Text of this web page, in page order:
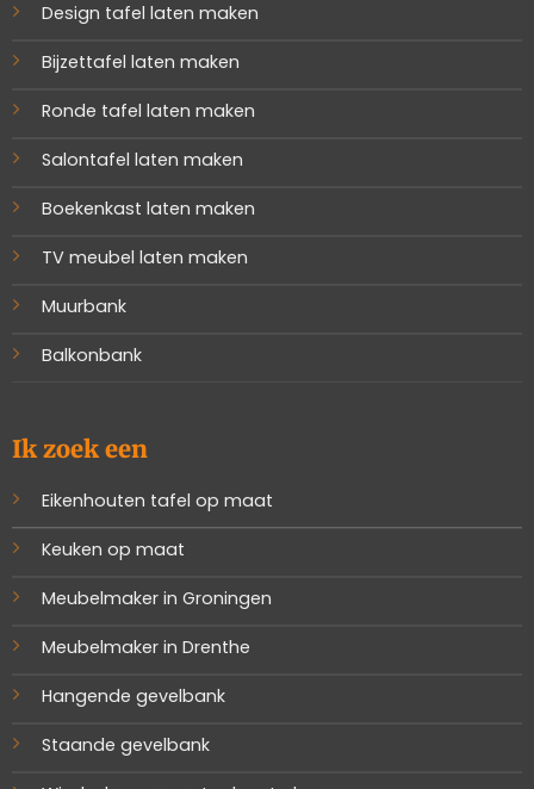
Design tafel laten maken
Bijzettafel laten maken
Ronde tafel laten maken
Salontafel laten maken
Boekenkast laten maken
TV meubel laten maken
Muurbank
Balkonbank
Ik zoek een
Eikenhouten tafel op maat
Keuken op maat
Meubelmaker in Groningen
Meubelmaker in Drenthe
Hangende gevelbank
Staande gevelbank